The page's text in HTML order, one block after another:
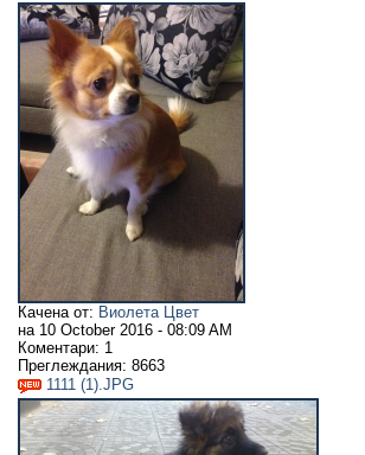
Качена от: Виолета Цвет
на 10 October 2016 - 08:09 AM
Коментари: 1
Преглеждания: 8663
1111 (1).JPG